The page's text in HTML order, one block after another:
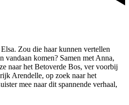
Zou die haar kunnen vertellen
vandaan komen? Samen met Anna,
naar het Betoverde Bos, ver voorbij
Arendelle, op zoek naar het
mee naar dit spannende verhaal,